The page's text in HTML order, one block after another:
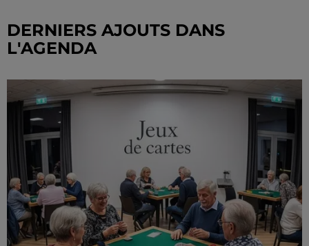
DERNIERS AJOUTS DANS
L'AGENDA